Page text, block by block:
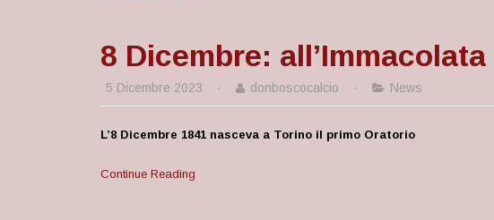
8 Dicembre:
5 Dicembre 2023 · donboscocalcio · News
L’8 Dicembre 1841 nasceva a Torino il primo Oratorio
Continue Reading